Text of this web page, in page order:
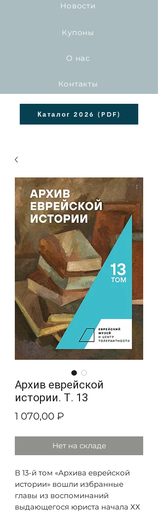
Новости
Купоны
О нас
Контакты
Каталог 2026 (PDF)
Архив еврейской
истории. Т. 13
1 070,00 ₽
Нет на складе
В 13-й том «Архива еврейской
истории» вошли избранные
главы из воспоминаний
выдающегося юриста начала ХХ